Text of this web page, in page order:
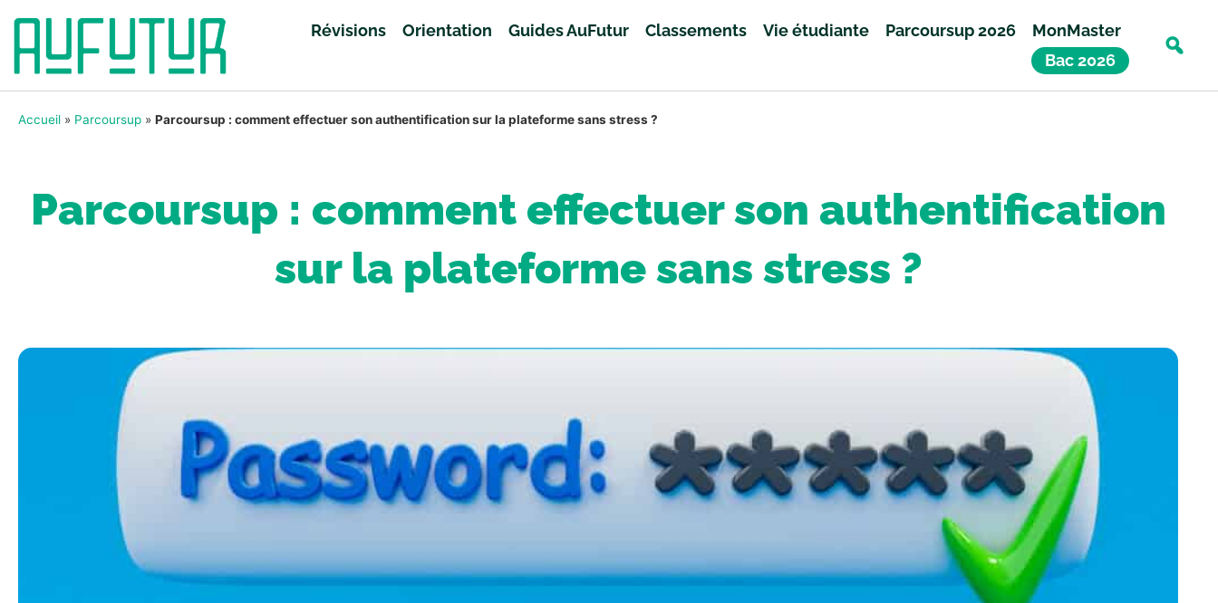
Révisions Orientation Guides AuFutur Classements Vie étudiante Parcoursup 2026
MonMaster
Bac 2026
Accueil » Parcoursup » Parcoursup : comment effectuer son authentification sur la plateforme sans stress ?
Parcoursup : comment effectuer son authentification
sur la plateforme sans stress ?